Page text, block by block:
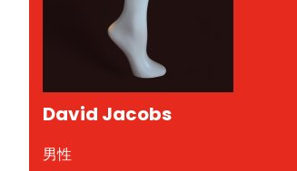
David Jacobs
男性